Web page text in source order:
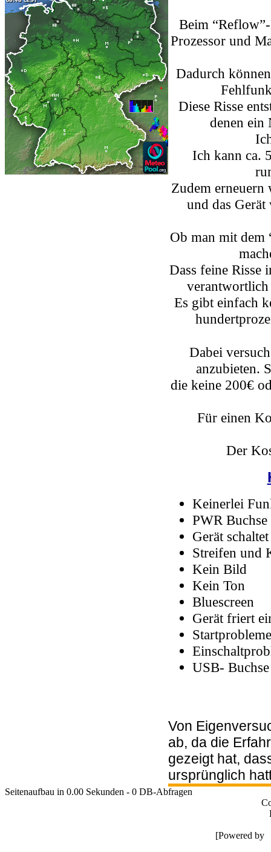
Beim
Prozessor und
Dadurch
Diese Risse
denen ein
Ich kann ca.
Zudem erneuern
und das
Ob man mit
Dass feine Risse
verantwortlich
Es gibt einfach
Dabei
anzubieten.
die keine 200€
Für einen
Der
Keinerlei
PWR
Gerät
Streifen und
Kein Bild
Kein Ton
Bluescreen
Gerät friert
Startprobleme
USB-
Von
ab, da die
gezeigt hat,
ursprünglich
Seitenaufbau in 0.00 Sekunden - 0 DB-Abfragen
[Powered by